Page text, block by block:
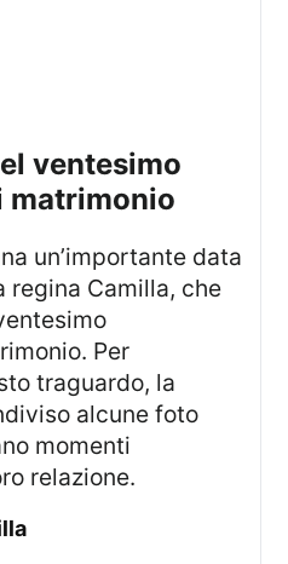
matrimonio
regina Camilla, che
Per
traguardo, la
alcune foto
momenti
relazione.